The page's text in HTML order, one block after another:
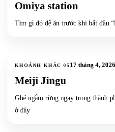
Omiya station
Tìm gì đó để ăn trước khi bắt đầu
KHOẢNH KHẮC 0517 tháng 4, 2026
Meiji Jingu
Ghé ngắm rừng ngay trong thành
ở đây